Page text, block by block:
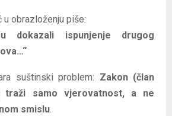
u obrazloženju piše:
dokazali ispunjenje drugog
suštinski problem: Zakon (član
traži samo vjerovatnost, a ne
smislu.